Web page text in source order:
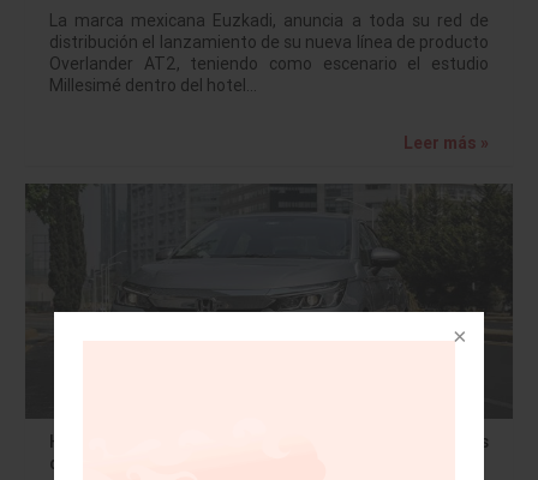
La marca mexicana Euzkadi, anuncia a toda su red de
distribución el lanzamiento de su nueva línea de producto
Overlander AT2, teniendo como escenario el estudio
Millesimé dentro del hotel…
Leer más »
Honda tiene un crecimiento de 12.9% en ventas
durante marzo